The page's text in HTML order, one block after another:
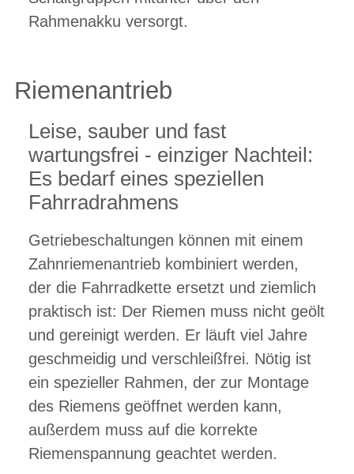
Rahmenakku versorgt.
Riemenantrieb
Leise, sauber und fast
wartungsfrei - einziger Nachteil:
Es bedarf eines speziellen
Fahrradrahmens
Getriebeschaltungen können mit einem
Zahnriemenantrieb kombiniert werden,
der die Fahrradkette ersetzt und ziemlich
praktisch ist: Der Riemen muss nicht geölt
und gereinigt werden. Er läuft viel Jahre
geschmeidig und verschleißfrei. Nötig ist
ein spezieller Rahmen, der zur Montage
des Riemens geöffnet werden kann,
außerdem muss auf die korrekte
Riemenspannung geachtet werden.